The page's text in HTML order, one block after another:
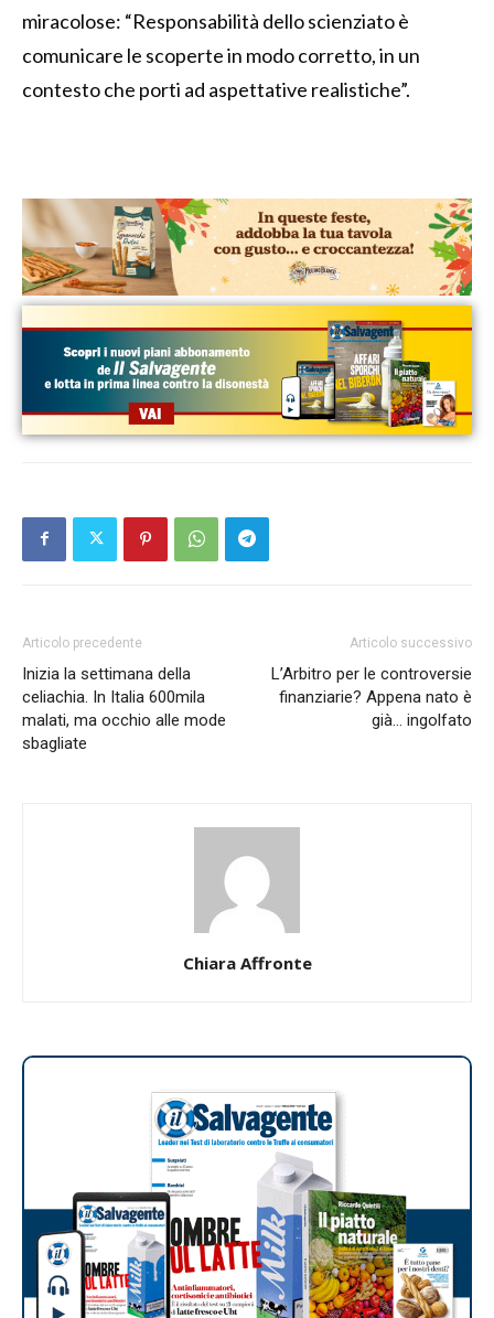
miracolose: “Responsabilità dello scienziato è
comunicare le scoperte in modo corretto, in un
contesto che porti ad aspettative realistiche”.
Articolo precedente
Inizia la settimana della
celiachia. In Italia 600mila
malati, ma occhio alle mode
sbagliate
Articolo successivo
L’Arbitro per le controversie
finanziarie? Appena nato è
già… ingolfato
Chiara Affronte